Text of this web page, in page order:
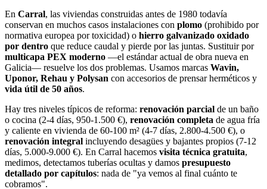
En Carral, las viviendas construidas antes de 1980 todavía
conservan en muchos casos instalaciones con plomo (prohibido por
normativa europea por toxicidad) o hierro galvanizado oxidado
por dentro que reduce caudal y pierde por las juntas. Sustituir por
multicapa PEX moderno —el estándar actual de obra nueva en
Galicia— resuelve los dos problemas. Usamos marcas Wavin,
Uponor, Rehau y Polysan con accesorios de prensar herméticos y
vida útil de 50 años.
Hay tres niveles típicos de reforma: renovación parcial de un baño
o cocina (2-4 días, 950-1.500 €), renovación completa de agua fría
y caliente en vivienda de 60-100 m² (4-7 días, 2.800-4.500 €), o
renovación integral incluyendo desagües y bajantes propios (7-12
días, 5.000-9.000 €). En Carral hacemos visita técnica gratuita,
medimos, detectamos tuberías ocultas y damos presupuesto
detallado por capítulos: nada de "ya vemos al final cuánto te
cobramos".